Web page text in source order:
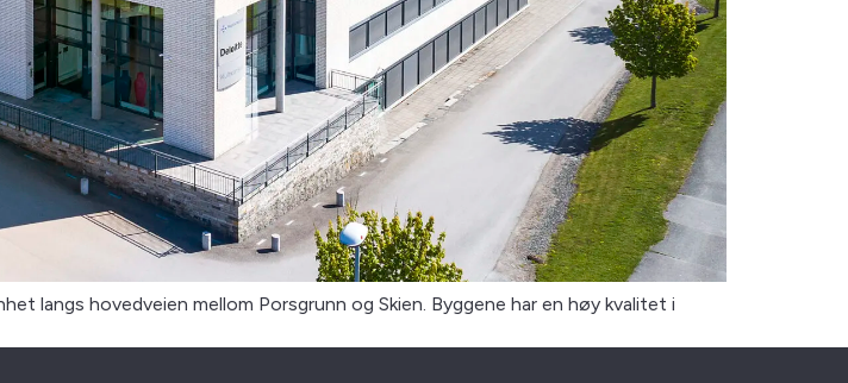
langs hovedveien mellom Porsgrunn og Skien. Byggene har en høy kvalitet i